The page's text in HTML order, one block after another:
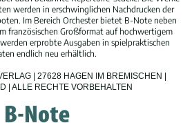
werden in erschwinglichen Nachdrucken der
Im Bereich Orchester bietet B-Note neben
französischen Großformat auf hochwertigem
erprobte Ausgaben in spielpraktischen
endlich neu erhältlich.
| 27628 HAGEN IM BREMISCHEN |
| ALLE RECHTE VORBEHALTEN